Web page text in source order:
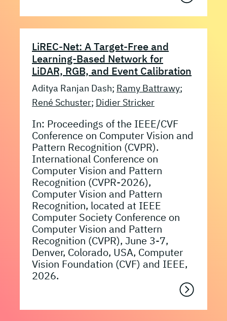
LiREC-Net: A Target-Free and
Learning-Based Network for
LiDAR, RGB, and Event Calibration
Aditya Ranjan Dash; Ramy Battrawy;
René Schuster; Didier Stricker
In: Proceedings of the IEEE/CVF
Conference on Computer Vision and
Pattern Recognition (CVPR).
International Conference on
Computer Vision and Pattern
Recognition (CVPR-2026),
Computer Vision and Pattern
Recognition, located at IEEE
Computer Society Conference on
Computer Vision and Pattern
Recognition (CVPR), June 3-7,
Denver, Colorado, USA, Computer
Vision Foundation (CVF) and IEEE,
2026.